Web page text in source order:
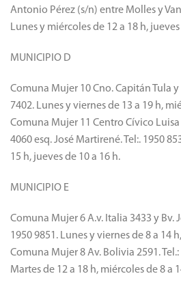
Antonio Pérez (s/n) entre Molles y
Lunes y miércoles de 12 a 18 h, jueves
MUNICIPIO D
Comuna Mujer 10 Cno. Capitán Tula y
7402. Lunes y viernes de 13 a 19 h,
Comuna Mujer 11 Centro Cívico
4060 esq. José Martirené. Tel:. 1950
15 h, jueves de 10 a 16 h.
MUNICIPIO E
Comuna Mujer 6 A.v. Italia 3433 y Bv.
1950 9851. Lunes y viernes de 8 a 14
Comuna Mujer 8 Av. Bolivia 2591.
Martes de 12 a 18 h, miércoles de 8 a